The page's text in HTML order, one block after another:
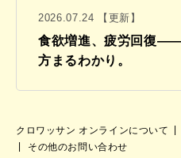
2026.07.24 【更新】
食欲増進、疲労回復
方まるわかり。
クロワッサン オンラインについて
その他のお問い合わせ